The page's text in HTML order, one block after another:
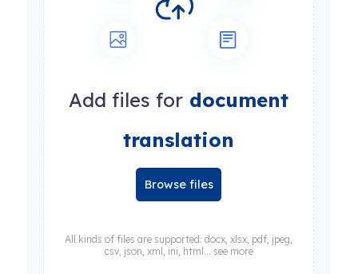
Add files for document
translation
Browse files
All kinds of files are supported: docx, xlsx, pdf, jpeg,
csv, json, xml, ini, html... see more